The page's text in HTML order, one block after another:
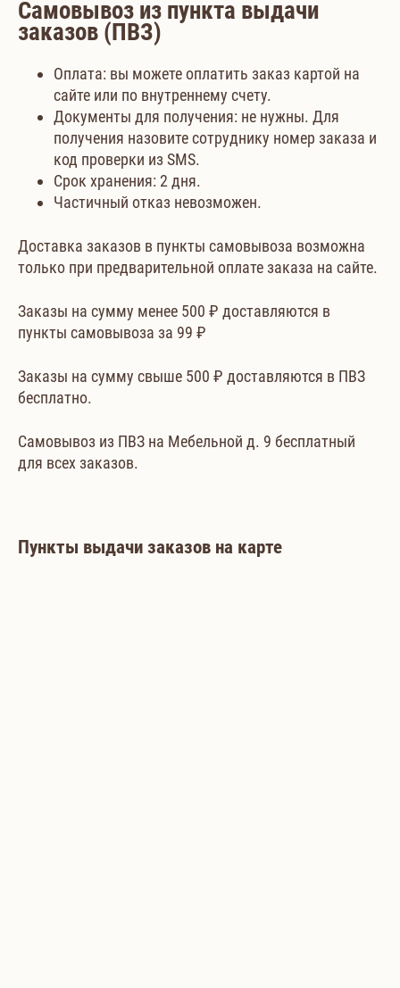
Самовывоз из пункта выдачи
заказов (ПВЗ)
Оплата: вы можете оплатить заказ картой на
сайте или по внутреннему счету.
Документы для получения: не нужны. Для
получения назовите сотруднику номер заказа и
код проверки из SMS.
Срок хранения: 2 дня.
Частичный отказ невозможен.
Доставка заказов в пункты самовывоза возможна
только при предварительной оплате заказа на сайте.
Заказы на сумму менее 500 ₽ доставляются в
пункты самовывоза за 99 ₽
Заказы на сумму свыше 500 ₽ доставляются в ПВЗ
бесплатно.
Самовывоз из ПВЗ на Мебельной д. 9 бесплатный
для всех заказов.
Пункты выдачи заказов на карте